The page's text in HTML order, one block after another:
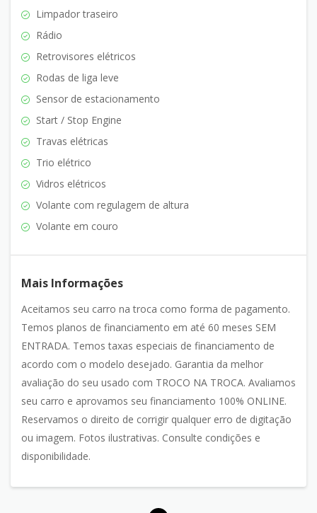
Limpador traseiro
Rádio
Retrovisores elétricos
Rodas de liga leve
Sensor de estacionamento
Start / Stop Engine
Travas elétricas
Trio elétrico
Vidros elétricos
Volante com regulagem de altura
Volante em couro
Mais Informações
Aceitamos seu carro na troca como forma de pagamento.
Temos planos de financiamento em até 60 meses SEM
ENTRADA. Temos taxas especiais de financiamento de
acordo com o modelo desejado. Garantia da melhor
avaliação do seu usado com TROCO NA TROCA. Avaliamos
seu carro e aprovamos seu financiamento 100% ONLINE.
Reservamos o direito de corrigir qualquer erro de digitação
ou imagem. Fotos ilustrativas. Consulte condições e
disponibilidade.